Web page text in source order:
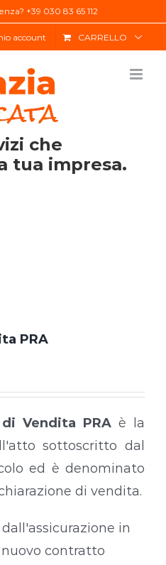
+39 030 83 65 112
account CARRELLO
che
tua impresa.
PRA
Vendita PRA è la
sottoscritto dal
ed è denominato
di vendita.
in
contratto